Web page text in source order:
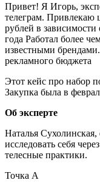
Привет! Я Игорь,
телеграм. Привлекаю
рублей в
года Работал более
известными
рекламного бюджета
Этот кейс про набор
Закупка была в
Об эксперте
Наталья
исследовать себя
телесные практики.
Точка А